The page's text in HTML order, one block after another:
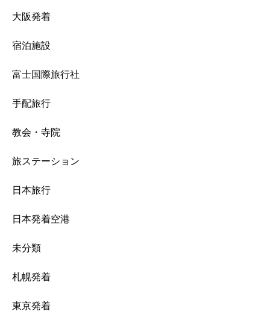
大阪発着
宿泊施設
富士国際旅行社
手配旅行
教会・寺院
旅ステーション
日本旅行
日本発着空港
未分類
札幌発着
東京発着